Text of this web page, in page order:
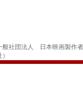
般社団法人 日本映画製作